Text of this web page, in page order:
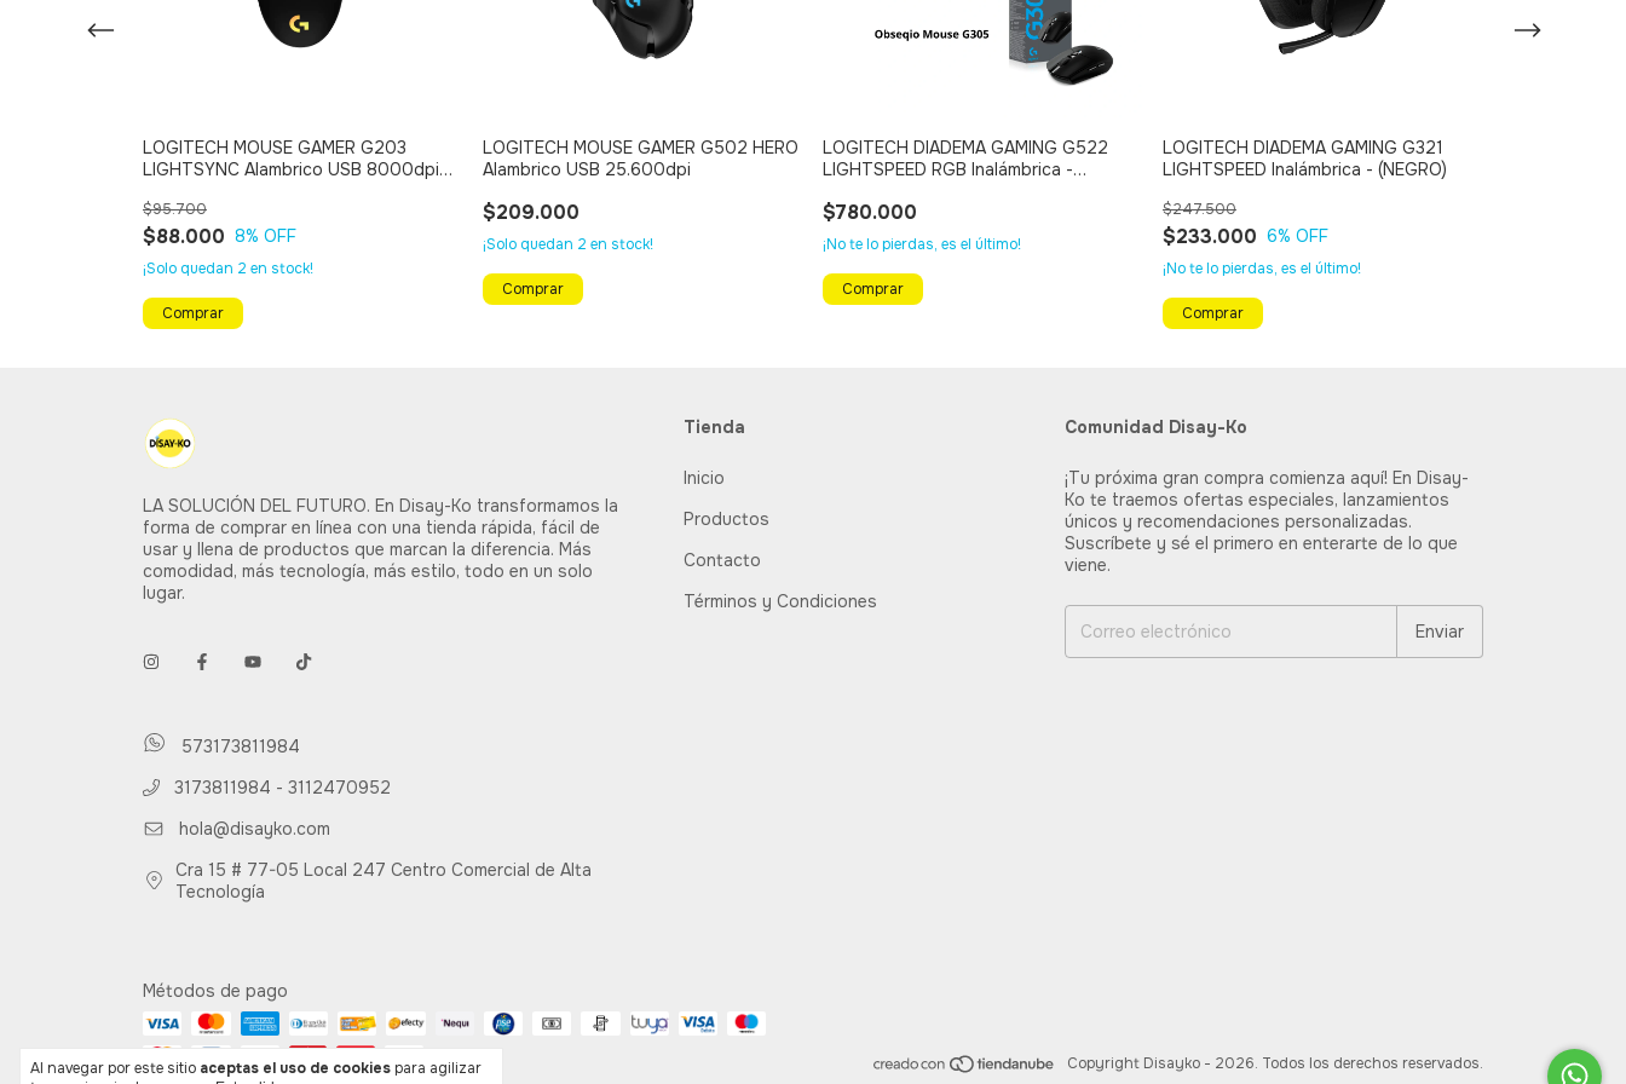
Al navegar por este sitio aceptas el uso de cookies para agilizar
LOGITECH MOUSE GAMER G203
LIGHTSYNC Alambrico USB 8000dpi
$88.000
$95.700
8% OFF
¡Solo quedan 2 en stock!
LOGITECH MOUSE GAMER G502 HERO
Alambrico USB 25.600dpi
$209.000
¡Solo quedan 2 en stock!
LOGITECH DIADEMA GAMING G522
LIGHTSPEED RGB Inalámbrica -
OBSEQUIO MOUSE G305
$780.000
¡No te lo pierdas, es el último!
LOGITECH DIADEMA GAMING G321
LIGHTSPEED Inalámbrica - (NEGRO)
$233.000
$247.500
6% OFF
¡No te lo pierdas, es el último!
LA SOLUCIÓN DEL FUTURO. En Disay-Ko transformamos la
forma de comprar en línea con una tienda rápida, fácil de
usar y llena de productos que marcan la diferencia. Más
comodidad, más tecnología, más estilo, todo en un solo
lugar.
573173811984
3173811984 - 3112470952
hola@disayko.com
Cra 15 # 77-05 Local 247 Centro Comercial de Alta
Tecnología
Tienda
Inicio
Productos
Contacto
Términos y Condiciones
Comunidad Disay-Ko
¡Tu próxima gran compra comienza aquí! En Disay-
Ko te traemos ofertas especiales, lanzamientos
únicos y recomendaciones personalizadas.
Suscríbete y sé el primero en enterarte de lo que
viene.
Métodos de pago
Copyright Disayko - 2026. Todos los derechos reservados.